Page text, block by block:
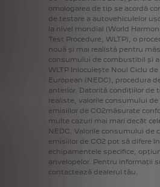
omologarea de tip se acordă
de testare a autovehiculelor
la nivel mondial (World
Test Procedure, WLTP), o
nouă și mai realistă pentru
consumului de combustibil și a
WLTP înlocuiește Noul Ciclu de
European (NEDC), procedura
anterior. Datorită condițiilor de
realiste, valorile consumului de
emisiilor de CO2măsurate
multe cazuri mai mari decât
NEDC.
Valorile consumului de
emisiilor de CO2 pot să difere în
echipamentele specifice,
anvelopelor. Pentru informații
contactează dealerul tău.